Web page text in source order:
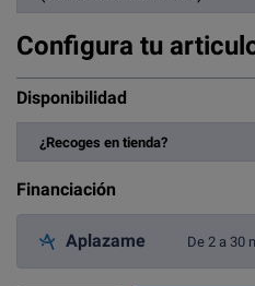
Configura tu
Disponibilidad
¿Recoges en tienda?
Financiación
Aplazame De 2 a 30